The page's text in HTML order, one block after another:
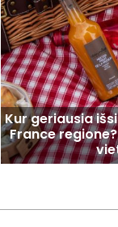
Kur geriausia
France